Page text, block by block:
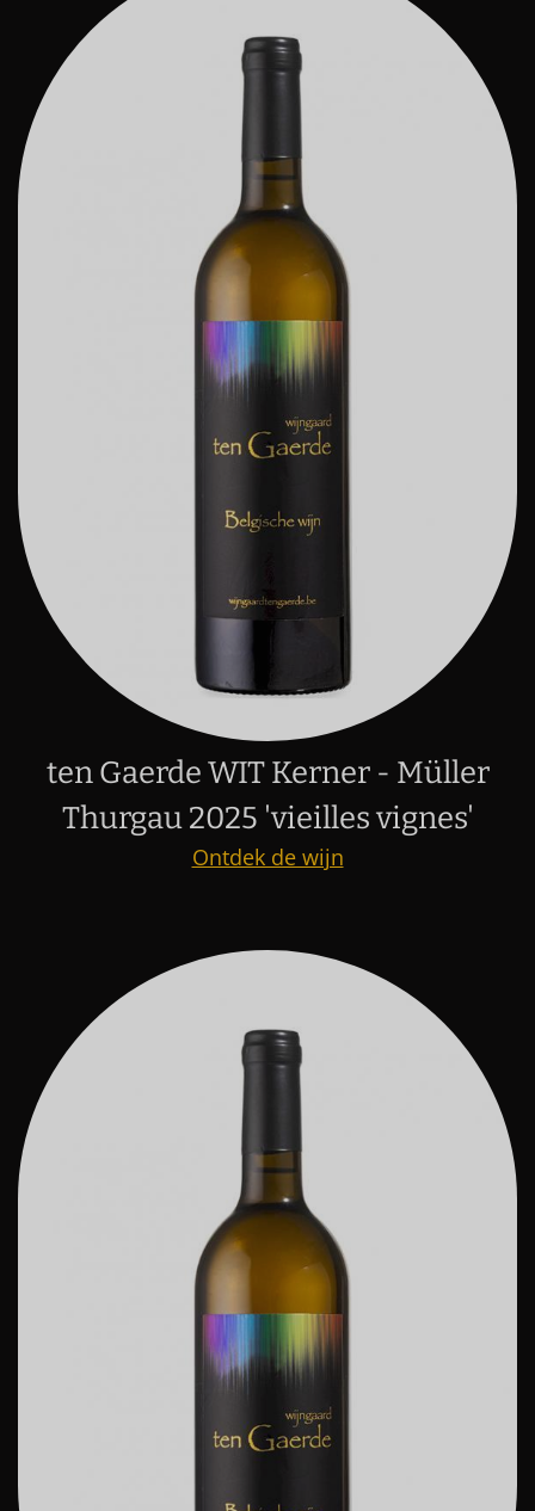
ten Gaerde WIT Kerner - Müller
Thurgau 2025 'vieilles vignes'
Ontdek de wijn